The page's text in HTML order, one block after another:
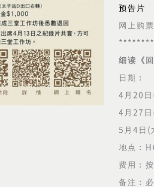
预告片
网上购票
细读《
日期︰
4 月 20 日
4 月 27 日
5 月 4 日 (
地点︰
费用︰
备注︰